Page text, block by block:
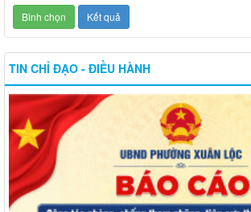
TIN CHỈ ĐẠO - ĐIỀU HÀNH